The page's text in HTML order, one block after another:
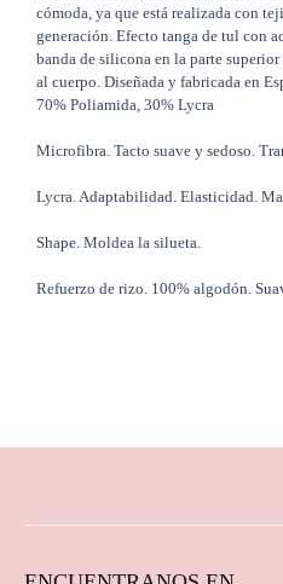
cómoda, ya que está realizada con
generación. Efecto tanga de tul con
banda de silicona en la parte
al cuerpo. Diseñada y fabricada en
70% Poliamida, 30% Lycra
Microfibra. Tacto suave y sedoso.
Lycra. Adaptabilidad. Elasticidad.
Shape. Moldea la silueta.
Refuerzo de rizo. 100% algodón.